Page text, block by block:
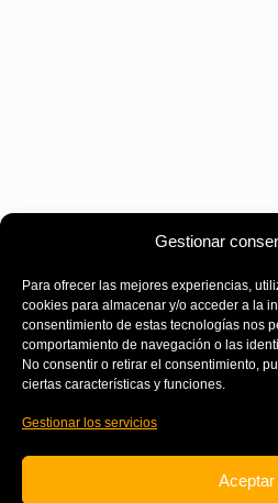
Gestionar
Para ofrecer las mejores experiencias,
cookies para almacenar y/o acceder a la
consentimiento de estas tecnologías nos
comportamiento de navegación o las
No consentir o retirar el consentimiento,
ciertas características y funciones.
Gestionar los servicios
Aceptar